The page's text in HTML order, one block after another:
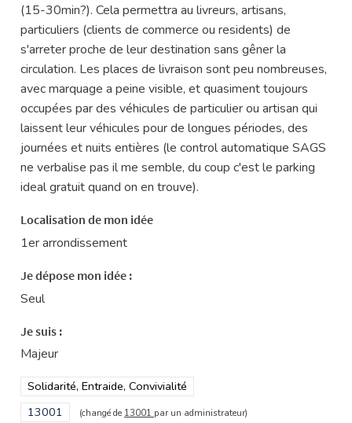
(15-30min?). Cela permettra au livreurs, artisans,
particuliers (clients de commerce ou residents) de
s'arreter proche de leur destination sans gêner la
circulation. Les places de livraison sont peu nombreuses,
avec marquage a peine visible, et quasiment toujours
occupées par des véhicules de particulier ou artisan qui
laissent leur véhicules pour de longues périodes, des
journées et nuits entières (le control automatique SAGS
ne verbalise pas il me semble, du coup c'est le parking
ideal gratuit quand on en trouve).
Localisation de mon idée
1er arrondissement
Je dépose mon idée :
Seul
Je suis :
Majeur
Filtrer les résultats de la catégorie : Solidarité, Entraide,
Solidarité, Entraide, Convivialité
Filtrer les résultats pour le secteur : 13001
13001 (changé de 13001 par un administrateur)